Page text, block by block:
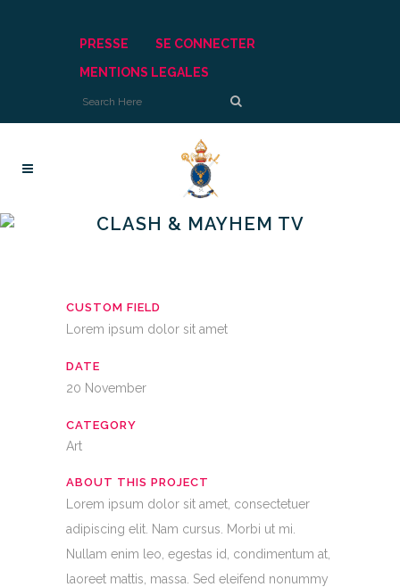
PRESSE
SE CONNECTER
MENTIONS LEGALES
CLASH & MAYHEM TV
CUSTOM FIELD
Lorem ipsum dolor sit amet
DATE
20 November
CATEGORY
Art
ABOUT THIS PROJECT
Lorem ipsum dolor sit amet, consectetuer
adipiscing elit. Nam cursus. Morbi ut mi.
Nullam enim leo, egestas id, condimentum at,
laoreet mattis, massa. Sed eleifend nonummy